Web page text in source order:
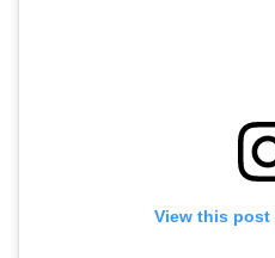
View this post